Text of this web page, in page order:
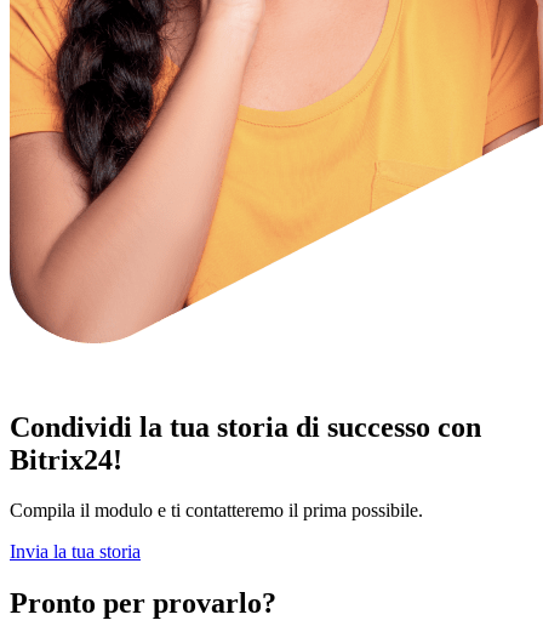
Condividi la tua storia di successo con
Bitrix24!
Compila il modulo e ti contatteremo il prima possibile.
Invia la tua storia
Pronto per provarlo?